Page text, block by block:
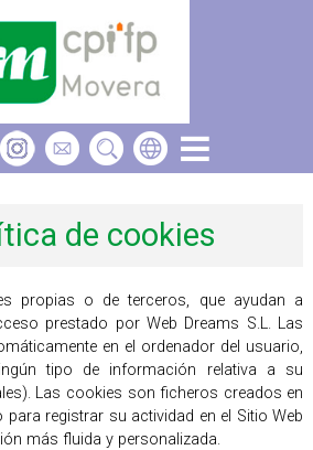
de cookies
propias o de terceros, que ayudan a
prestado por Web Dreams S.L. Las
en el ordenador del usuario,
tipo de información relativa a su
Las cookies son ficheros creados en
para registrar su actividad en el Sitio Web
más fluida y personalizada.